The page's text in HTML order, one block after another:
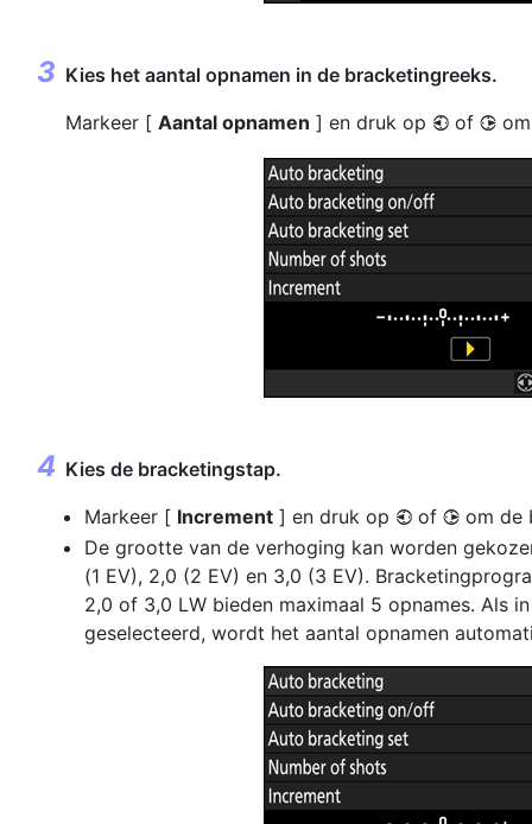
Kies het aantal opnamen in de bracketingreeks.
Markeer [ Aantal opnamen ] en druk op 4 of 2
Kies de bracketingstap.
Markeer [ Increment ] en druk op 4 of 2 om de
De grootte van de verhoging kan worden gekozen
(1 EV), 2,0 (2 EV) en 3,0 (3 EV).
2,0 of 3,0 LW bieden maximaal 5 opnames. Als
geselecteerd, wordt het aantal opnamen